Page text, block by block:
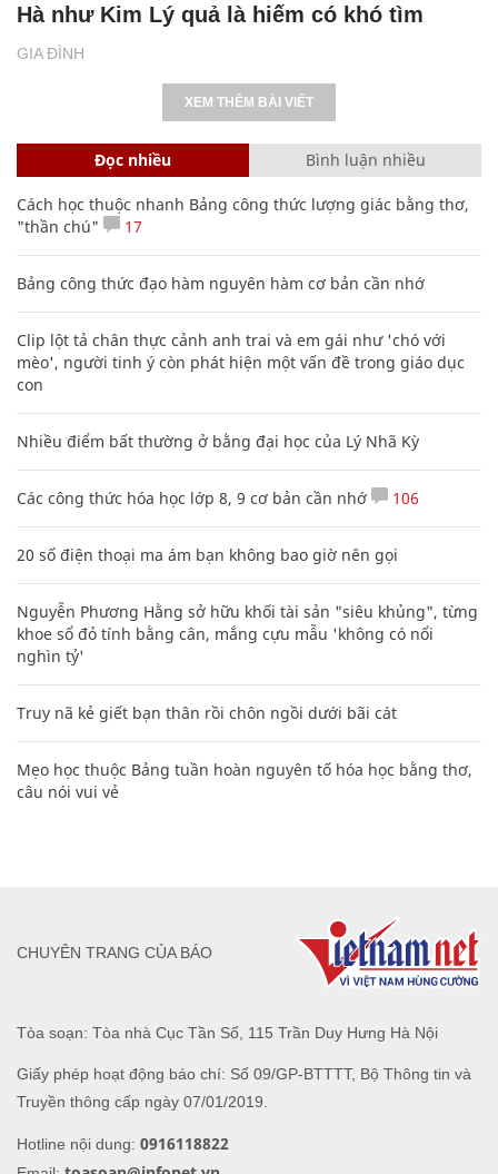
GIA ĐÌNH
Hà như Kim Lý quả là hiếm có khó tìm
XEM THÊM BÀI VIẾT
Đọc nhiều Bình luận nhiều
Cách học thuộc nhanh Bảng công thức lượng giác bằng thơ,
"thần chú"
17
Bảng công thức đạo hàm nguyên hàm cơ bản cần nhớ
Clip lột tả chân thực cảnh anh trai và em gái như 'chó với
mèo', người tinh ý còn phát hiện một vấn đề trong giáo dục
con
Nhiều điểm bất thường ở bằng đại học của Lý Nhã Kỳ
Các công thức hóa học lớp 8, 9 cơ bản cần nhớ 106
20 số điện thoại ma ám bạn không bao giờ nên gọi
Nguyễn Phương Hằng sở hữu khối tài sản "siêu khủng", từng
khoe sổ đỏ tính bằng cân, mắng cựu mẫu 'không có nổi
nghìn tỷ'
Truy nã kẻ giết bạn thân rồi chôn ngồi dưới bãi cát
Mẹo học thuộc Bảng tuần hoàn nguyên tố hóa học bằng thơ,
câu nói vui vẻ
Tòa soạn: Tòa nhà Cục Tần Số, 115 Trần Duy Hưng Hà Nội
Giấy phép hoạt động báo chí: Số 09/GP-BTTTT, Bộ Thông tin và
Truyền thông cấp ngày 07/01/2019.
Hotline nội dung: 0916118822
CHUYÊN TRANG CỦA BÁO